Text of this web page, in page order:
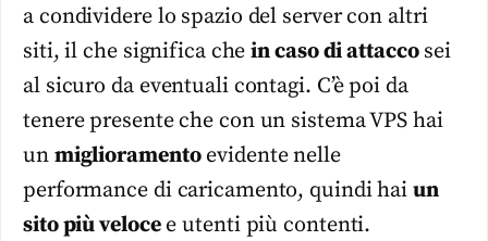
a condividere lo spazio del server con altri
siti, il che significa chein caso di attaccosei
al sicuro da eventuali contagi. C’è poi da
tenere presente che con un sistema VPS hai
un miglioramentoevidente nelle
performance di caricamento, quindi haiun
sito più velocee utenti più contenti.